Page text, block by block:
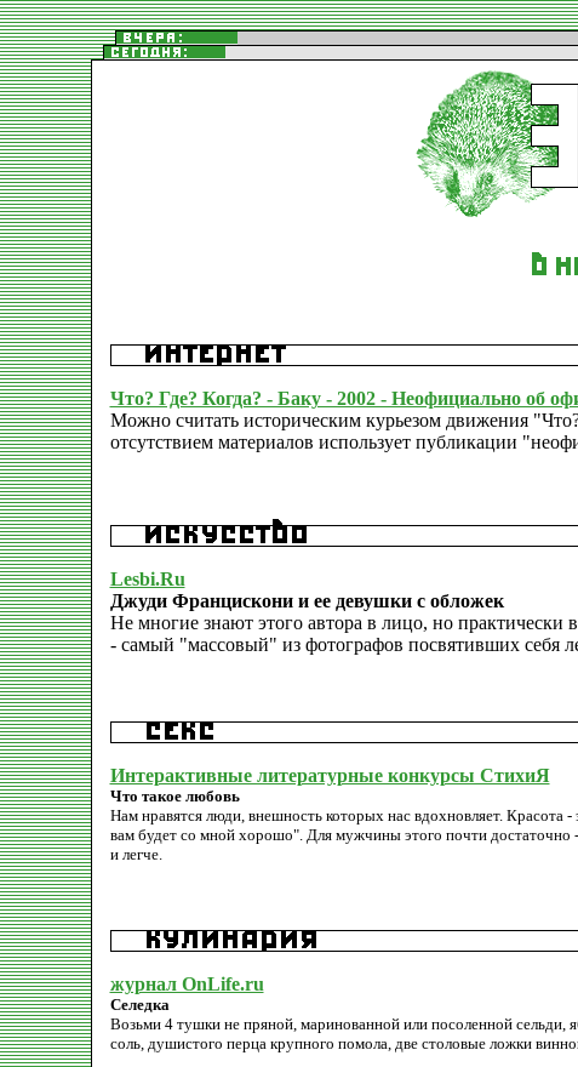
Что? Где? Когда? - Баку - 2002 - Неофициально об
Можно считать историческим курьезом движения
отсутствием материалов использует публикации
Lesbi.Ru
Джуди Францискони и ее девушки с обложек
Не многие знают этого автора в лицо, но
- самый "массовый" из фотографов посвятивших себя
Интерактивные литературные конкурсы СтихиЯ
Что такое любовь
Нам нравятся люди, внешность которых нас вдохновляет. Красота
вам будет со мной хорошо". Для мужчины этого почти
и легче.
журнал OnLife.ru
Селедка
Возьми 4 тушки не пряной, маринованной или посоленной сельди,
соль, душистого перца крупного помола, две столовые ложки